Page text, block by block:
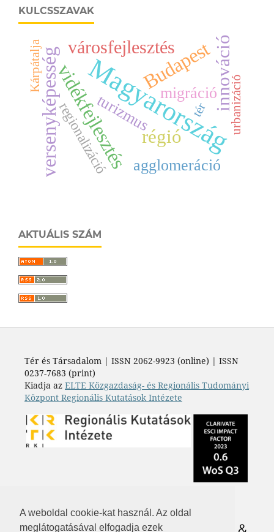
A weboldal cookie-kat használ. Az oldal
meglátogatásával elfogadja ezek
KULCSSZAVAK
Magyarország
vidékfejlesztés
versenyképesség Budapestinnováció
régió
városfejlesztés
migráció
agglomeráció
turizmus
regionalizáció urbanizáció
tér
Kárpátalja
AKTUÁLIS SZÁM
Tér és Társadalom | ISSN 2062-9923 (online) | ISSN
0237-7683 (print)
Kiadja az ELTE Közgazdaság- és Regionális Tudományi
Központ Regionális Kutatások Intézete